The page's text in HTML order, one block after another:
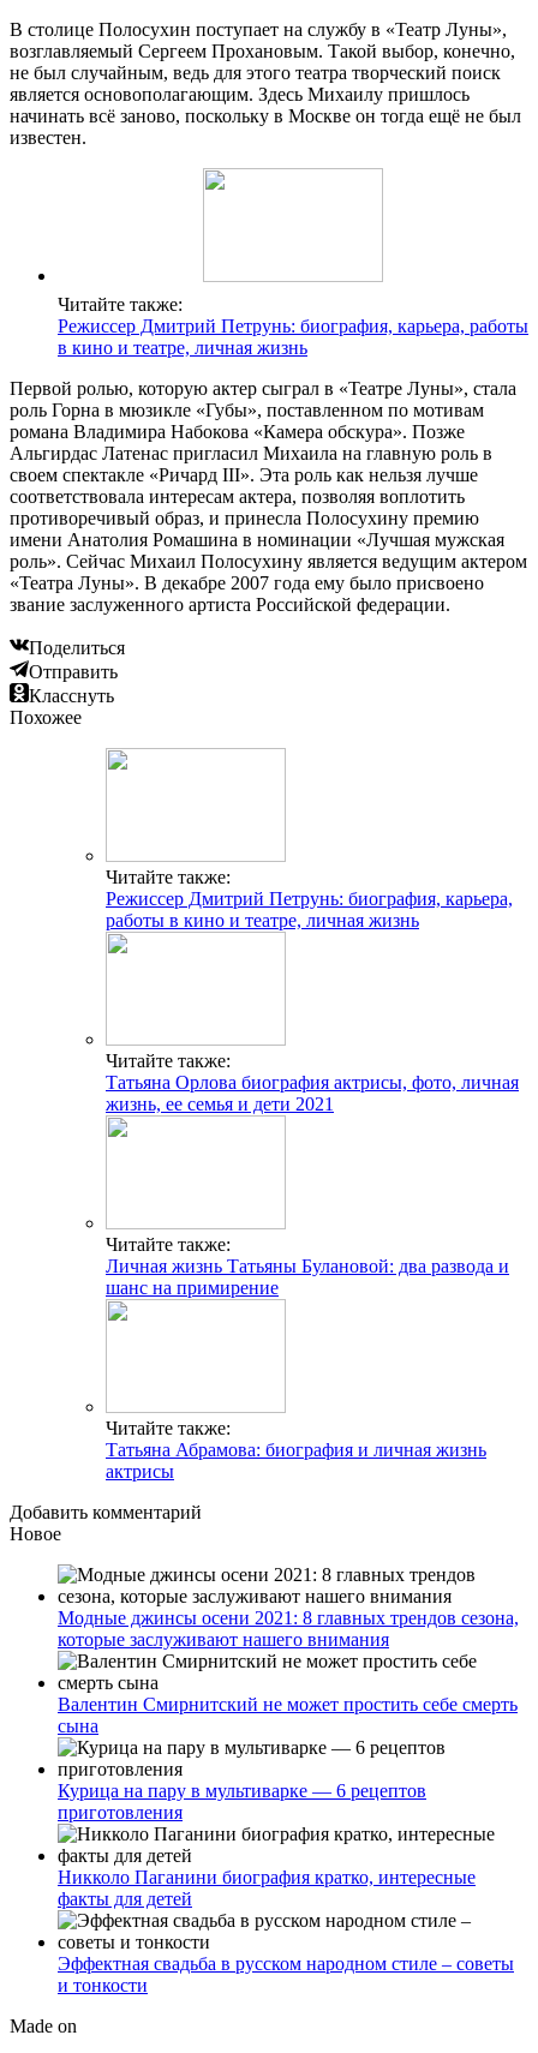
В столице Полосухин поступает на службу в «Театр Луны»,
возглавляемый Сергеем Прохановым. Такой выбор, конечно,
не был случайным, ведь для этого театра творческий поиск
является основополагающим. Здесь Михаилу пришлось
начинать всё заново, поскольку в Москве он тогда ещё не был
известен.
Читайте также:
Режиссер Дмитрий Петрунь: биография, карьера, работы
в кино и театре, личная жизнь
Первой ролью, которую актер сыграл в «Театре Луны», стала
роль Горна в мюзикле «Губы», поставленном по мотивам
романа Владимира Набокова «Камера обскура». Позже
Альгирдас Латенас пригласил Михаила на главную роль в
своем спектакле «Ричард III». Эта роль как нельзя лучше
соответствовала интересам актера, позволяя воплотить
противоречивый образ, и принесла Полосухину премию
имени Анатолия Ромашина в номинации «Лучшая мужская
роль». Сейчас Михаил Полосухину является ведущим актером
«Театра Луны». В декабре 2007 года ему было присвоено
звание заслуженного артиста Российской федерации.
Поделиться
Отправить
Класснуть
Похожее
Читайте также:
Режиссер Дмитрий Петрунь: биография, карьера,
работы в кино и театре, личная жизнь
Читайте также:
Татьяна Орлова биография актрисы, фото, личная
жизнь, ее семья и дети 2021
Читайте также:
Личная жизнь Татьяны Булановой: два развода и
шанс на примирение
Читайте также:
Татьяна Абрамова: биография и личная жизнь
актрисы
Добавить комментарий
Новое
Модные джинсы осени 2021: 8 главных трендов сезона,
которые заслуживают нашего внимания
Валентин Смирнитский не может простить себе смерть
сына
Курица на пару в мультиварке — 6 рецептов
приготовления
Никколо Паганини биография кратко, интересные
факты для детей
Эффектная свадьба в русском народном стиле – советы
и тонкости
Made on